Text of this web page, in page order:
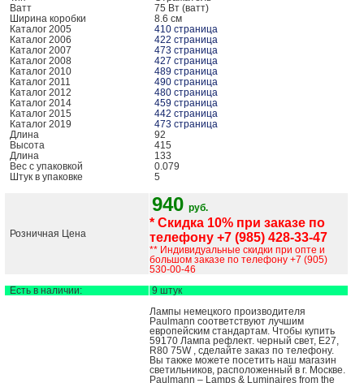
Ватт
75 Вт (ватт)
Ширина коробки
8.6 см
Каталог 2005
410 страница
Каталог 2006
422 страница
Каталог 2007
473 страница
Каталог 2008
427 страница
Каталог 2010
489 страница
Каталог 2011
490 страница
Каталог 2012
480 страница
Каталог 2014
459 страница
Каталог 2015
442 страница
Каталог 2019
473 страница
Длина
92
Высота
415
Длина
133
Вес с упаковкой
0.079
Штук в упаковке
5
Розничная Цена
940 руб.
* Скидка 10% при заказе по
телефону +7 (985) 428-33-47
** Индивидуальные скидки при опте и
большом заказе по телефону +7 (905)
530-00-46
Есть в наличии: 9 штук
Лампы немецкого производителя
Paulmann соответствуют лучшим
европейским стандартам. Чтобы купить
59170 Лампа рефлект. черный свет, E27,
R80 75W , сделайте заказ по телефону.
Вы также можете посетить наш магазин
светильников, расположенный в г. Москве.
Paulmann – Lamps & Luminaires from the